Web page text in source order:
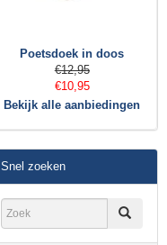
Poetsdoek in doos
€12,95
€10,95
Bekijk alle aanbiedingen
Snel zoeken